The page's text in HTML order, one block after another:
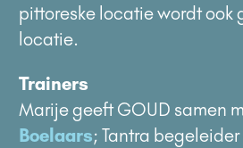
pittoreske locatie wordt ook
locatie.
Trainers
Marije geeft GOUD samen
Boelaars; Tantra